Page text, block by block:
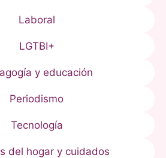
Laboral
LGTBI+
y educación
Periodismo
Tecnología
del hogar y cuidados